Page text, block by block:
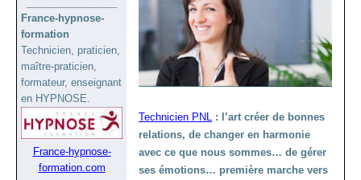
France-hypnose-
formation
Technicien, praticien,
maître-praticien,
formateur, enseignant
en HYPNOSE.
France-hypnose-
formation.com
Technicien PNL
: l’art créer de bonnes
relations, de changer en harmonie
avec ce que nous sommes… de gérer
ses émotions… première marche vers